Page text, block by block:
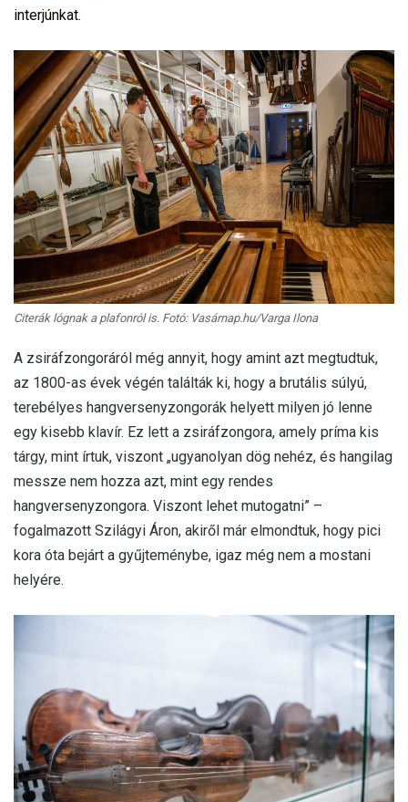
interjúnkat.
Citerák lógnak a plafonról is. Fotó: Vasárnap.hu/Varga Ilona
A zsiráfzongoráról még annyit, hogy amint azt megtudtuk,
az 1800-as évek végén találták ki, hogy a brutális súlyú,
terebélyes hangversenyzongorák helyett milyen jó lenne
egy kisebb klavír. Ez lett a zsiráfzongora, amely príma kis
tárgy, mint írtuk, viszont „ugyanolyan dög nehéz, és hangilag
messze nem hozza azt, mint egy rendes
hangversenyzongora. Viszont lehet mutogatni” –
fogalmazott Szilágyi Áron, akiről már elmondtuk, hogy pici
kora óta bejárt a gyűjteménybe, igaz még nem a mostani
helyére.